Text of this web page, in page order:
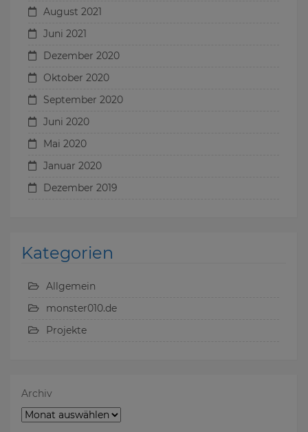
August 2021
Juni 2021
Dezember 2020
Oktober 2020
September 2020
Juni 2020
Mai 2020
Januar 2020
Dezember 2019
Kategorien
Allgemein
monster010.de
Projekte
Archiv